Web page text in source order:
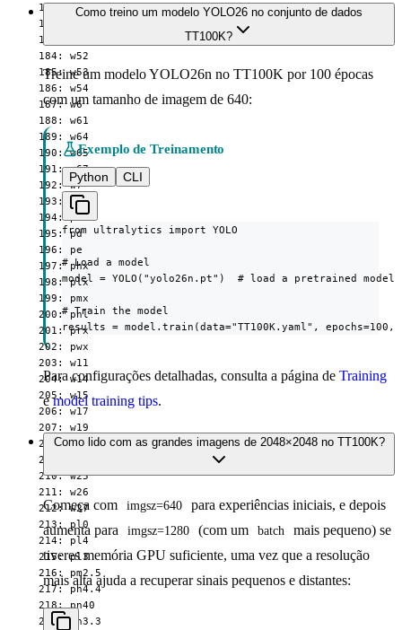
  181: w4
  182: w40
  183: w51
  184: w52
  185: w53
  186: w54
  187: w6
  188: w61
  189: w64
  190: w65
  191: w67
  192: w7
  193: w9
  194: pax
  195: pd
  196: pe
  197: phx
  198: plx
  199: pmx
  200: pnl
  201: prx
  202: pwx
  203: w11
  204: w14
  205: w15
  206: w17
  207: w19
  208: w2
  209: w23
  210: w25
  211: w26
  212: w27
  213: pl0
  214: pl4
  215: pl3
  216: pm2.5
  217: ph4.4
  218: pn40
  219: ph3.3
Como treino um modelo YOLO26 no conjunto de dados
TT100K?
Treine um modelo YOLO26n no TT100K por 100 épocas
com um tamanho de imagem de 640:
Exemplo de Treinamento
Python
CLI
from ultralytics import YOLO
# Load a model
model = YOLO("yolo26n.pt")  # load a pretrained
# Train the model
results = model.train(data="TT100K.yaml", epochs=100,
Para configurações detalhadas, consulta a página de Training
emodel training tips.
Como lido com as grandes imagens de 2048×2048 no TT100K?
Começa com imgsz=640
para experiências iniciais, e depois
aumenta para
imgsz=1280 (com um batch
mais pequeno) se
tiveres memória GPU suficiente, uma vez que a resolução
mais alta ajuda a recuperar sinais pequenos e distantes: